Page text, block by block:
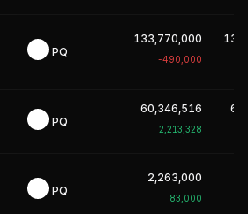
PQ
133,770,000
-490,000
PQ
60,346,516
2,213,328
PQ
2,263,000
83,000